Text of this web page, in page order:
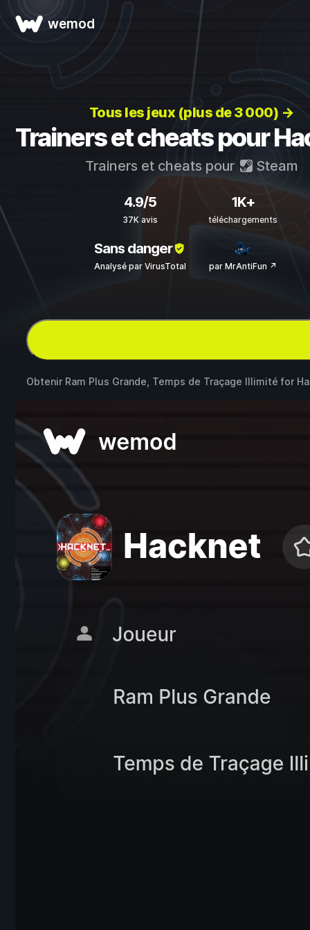
wemod
Tous les jeux (plus de 3 000) →
Trainers et cheats pour
Trainers et cheats pour Steam
4.9/5
37K avis
1K+
téléchargements
Sans danger
Analysé par VirusTotal par MrAntiFun ↗
Obtenir Ram Plus Grande, Temps de Traçage Illimité for